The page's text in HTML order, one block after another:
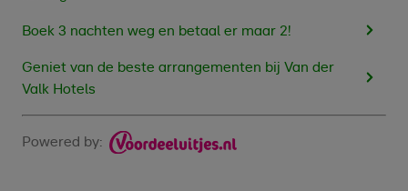
Boek 3 nachten weg en betaal er maar 2!
Geniet van de beste arrangementen bij Van der
Valk Hotels
Powered by: